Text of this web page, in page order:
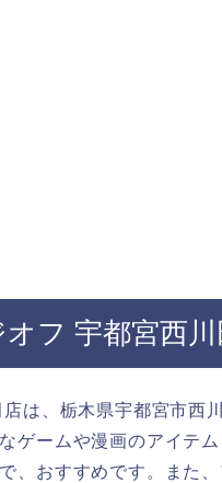
フ 宇都宮西川
は、栃木県宇都宮市西
ゲームや漫画のアイテ
、おすすめです。また